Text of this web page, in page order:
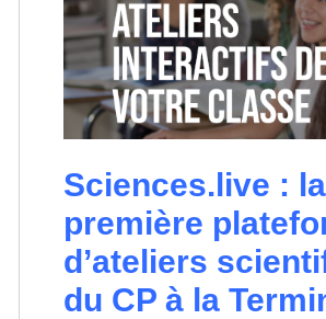
Sciences.live : la
première
d’ateliers
du CP à la